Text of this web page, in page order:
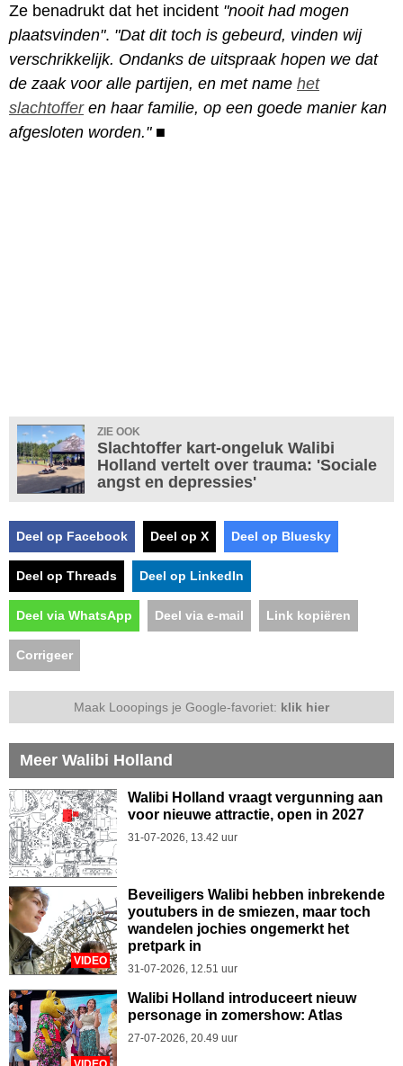
Ze benadrukt dat het incident "nooit had mogen
plaatsvinden". "Dat dit toch is gebeurd, vinden wij
verschrikkelijk. Ondanks de uitspraak hopen we dat
de zaak voor alle partijen, en met name het
slachtofferen haar familie, op een goede manier kan
afgesloten worden." ■
ZIE OOK
Slachtoffer kart-ongeluk Walibi
Holland vertelt over trauma: 'Sociale
angst en depressies'
Deel op Facebook Deel op X Deel op Bluesky
Deel op Threads Deel op LinkedIn
Deel via WhatsApp Deel via e-mail Link kopiëren
Corrigeer
Maak Looopings je Google-favoriet: klik hier
Meer Walibi Holland
Walibi Holland vraagt vergunning aan
voor nieuwe attractie, open in 2027
31-07-2026, 13.42 uur
VIDEO
Beveiligers Walibi hebben inbrekende
youtubers in de smiezen, maar toch
wandelen jochies ongemerkt het
pretpark in
31-07-2026, 12.51 uur
Walibi Holland introduceert nieuw
personage in zomershow: Atlas
27-07-2026, 20.49 uur